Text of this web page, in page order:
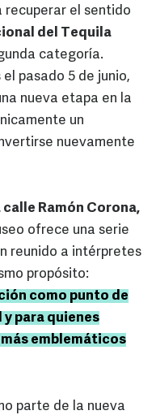
recuperar el sentido
del Tequila
categoría.
pasado 5 de junio,
nueva etapa en la
un
nuevamente
calle Ramón Corona,
ofrece una serie
reunido a intérpretes
propósito:
como punto de
para quienes
emblemáticos
parte de la nueva